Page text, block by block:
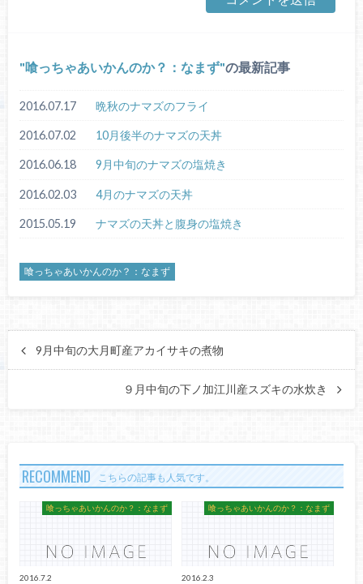
喰っちゃあいかんのか？：なまず の最新記事
2016.07.17 晩秋のナマズのフライ
2016.07.02 10月後半のナマズの天丼
2016.06.18 9月中旬のナマズの塩焼き
2016.02.03 4月のナマズの天丼
2015.05.19 ナマズの天丼と腹身の塩焼き
喰っちゃあいかんのか？：なまず
9月中旬の大月町産アカイサキの煮物
９月中旬の下ノ加江川産スズキの水炊き
RECOMMEND こちらの記事も人気です。
喰っちゃあいかんのか？：なまず
2016.7.2
喰っちゃあいかんのか？：なまず
2016.2.3